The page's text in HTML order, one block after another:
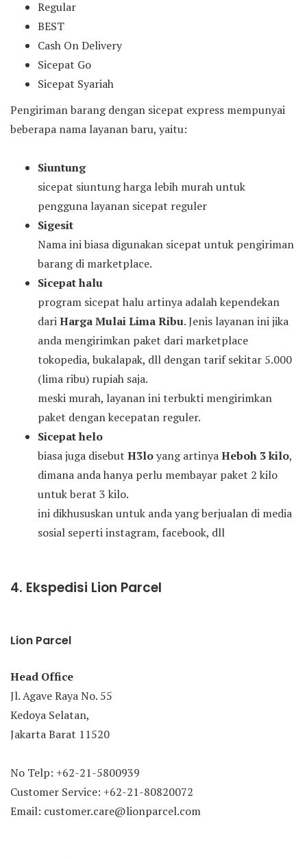
Regular
BEST
Cash On Delivery
Sicepat Go
Sicepat Syariah
Pengiriman barang dengan sicepat express mempunyai
beberapa nama layanan baru, yaitu:
Siuntung
sicepat siuntung harga lebih murah untuk
pengguna layanan sicepat reguler
Sigesit
Nama ini biasa digunakan sicepat untuk pengiriman
barang di marketplace.
Sicepat halu
program sicepat halu artinya adalah kependekan
dariHarga Mulai Lima Ribu. Jenis layanan ini jika
anda mengirimkan paket dari marketplace
tokopedia, bukalapak, dll dengan tarif sekitar 5.000
(lima ribu) rupiah saja.
meski murah, layanan ini terbukti mengirimkan
paket dengan kecepatan reguler.
Sicepat helo
biasa juga disebut H3loyang artinyaHeboh 3 kilo,
dimana anda hanya perlu membayar paket 2 kilo
untuk berat 3 kilo.
ini dikhususkan untuk anda yang berjualan di media
sosial seperti instagram, facebook, dll
4. Ekspedisi Lion Parcel
Lion Parcel
Head Office
Jl. Agave Raya No. 55
Kedoya Selatan,
Jakarta Barat 11520
No Telp: +62-21-5800939
Customer Service: +62-21-80820072
Email: customer.care@lionparcel.com